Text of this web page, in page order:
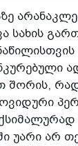
შორის,
უარი არ